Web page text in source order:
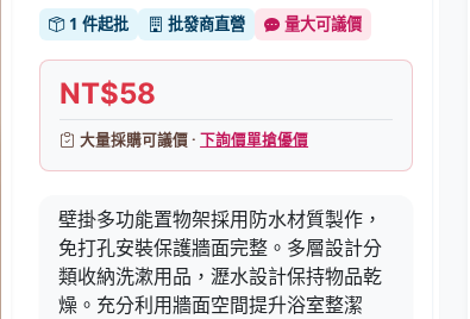
1 件起批 批發商直營 量大可議價
NT$58
大量採購可議價 ·下詢價單搶優價
壁掛多功能置物架採用防水材質製作，
免打孔安裝保護牆面完整。多層設計分
類收納洗漱用品，瀝水設計保持物品乾
燥。充分利用牆面空間提升浴室整潔